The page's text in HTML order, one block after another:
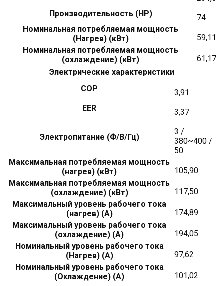
Производительность (HP)
74
Номинальная потребляемая мощность
(Нагрев) (кВт)
59,11
Номинальная потребляемая мощность
(охлаждение) (кВт)
61,17
Электрические характеристики
COP
3,91
EER
3,37
Электропитание (Ф/В/Гц)
3 /
380~400 /
50
Максимальная потребляемая мощность
(нагрев) (кВт)
105,90
Максимальная потребляемая мощность
(охлаждение) (кВт)
117,50
Максимальный уровень рабочего тока
(нагрев) (А)
174,89
Максимальный уровень рабочего тока
(охлаждение) (А)
194,05
Номинальный уровень рабочего тока
(Нагрев) (А)
97,62
Номинальный уровень рабочего тока
(Охлаждение) (А)
101,02